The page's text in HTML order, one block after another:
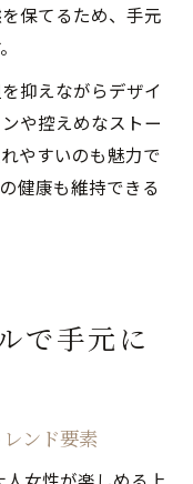
保てるため、手元
抑えながらデザイ
や控えめなストー
やすいのも魅力で
健康も維持できる
で手元に
ンド要素
女性が楽しめる上